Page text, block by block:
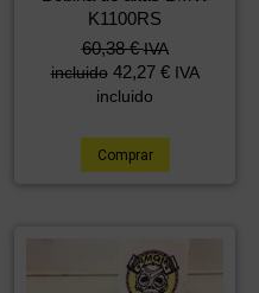
K1100RS
60,38€ IVA
incluido 42,27 € IVA
incluido
Comprar